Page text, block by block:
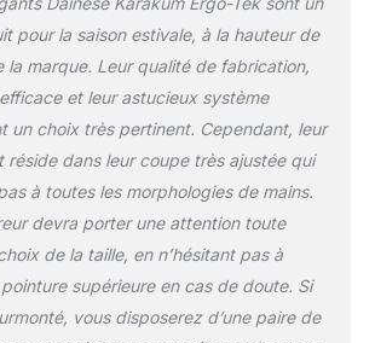
pour la saison estivale, à la hauteur de
la marque. Leur qualité de fabrication,
et leur astucieux système
un choix très pertinent. Cependant, leur
réside dans leur coupe très ajustée qui
à toutes les morphologies de mains.
devra porter une attention toute
de la taille, en n’hésitant pas à
supérieure en cas de doute. Si
vous disposerez d’une paire de